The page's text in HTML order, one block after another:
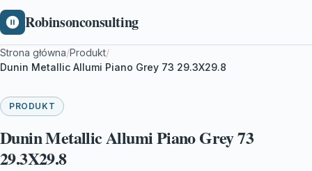
Robinsonconsulting
Strona główna/Produkt/
Dunin Metallic Allumi Piano Grey 73 29.3X29.8
PRODUKT
Dunin Metallic Allumi Piano Grey 73
29.3X29.8